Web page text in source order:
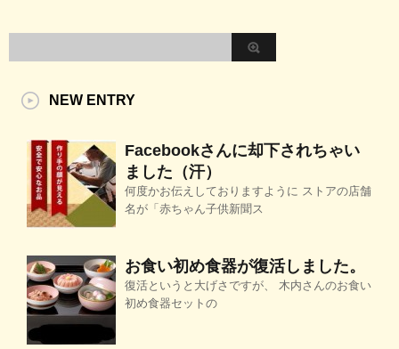
NEW ENTRY
Facebookさんに却下されちゃい
ました（汗）
何度かお伝えしておりますように ストアの店舗
名が「赤ちゃん子供新聞ス
お食い初め食器が復活しました。
復活というと大げさですが、 木内さんのお食い
初め食器セットの